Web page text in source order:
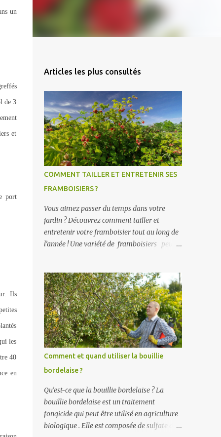
un
de 3
et
port
Ils
les
40
en
Articles les plus consultés
COMMENT TAILLER ET ENTRETENIR SES
FRAMBOISIERS ?
Vous aimez passer du temps dans votre
jardin ? Découvrez comment tailler et
entretenir votre framboisier tout au long de
l’année ! Une variété de framboisiers peut
l’année, soit non remontante, qui fleurit et
fructifie une seule fois dans l’année. Voici les
périodes de fructifications des framboisiers :
non-remontants : mi-juin à courant juillet en
fonction des variétés remontants : mi-juin à
juillet puis de mi-août aux gelées selon la
variété du framboisier. L’entretien du
framboisier du printemps jusqu’à la fin de
l’été. Au printemps, l’entretien du
framboisier consiste à supprimer les
drageons (= rejet provenant des racines du
pied planté) qui poussent à l’extérieur de la
ligne dans le cas d’une haie fruitière ou ceux
Comment et quand utiliser la bouillie
bordelaise ?
Qu’est-ce que la bouillie bordelaise ? La
bouillie bordelaise est un traitement
fongicide qui peut être utilisé en agriculture
biologique . Elle est composée de sulfate de